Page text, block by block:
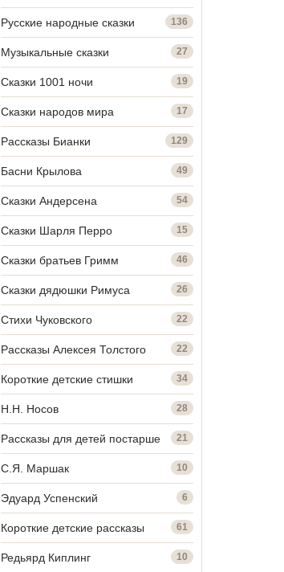
Русские народные сказки 136
Музыкальные сказки 27
Сказки 1001 ночи 19
Сказки народов мира 17
Рассказы Бианки 129
Басни Крылова 49
Сказки Андерсена 54
Сказки Шарля Перро 15
Сказки братьев Гримм 46
Сказки дядюшки Римуса 26
Стихи Чуковского 22
Рассказы Алексея Толстого 22
Короткие детские стишки 34
Н.Н. Носов 28
Рассказы для детей постарше 21
С.Я. Маршак 10
Эдуард Успенский 6
Короткие детские рассказы 61
Редьярд Киплинг 10